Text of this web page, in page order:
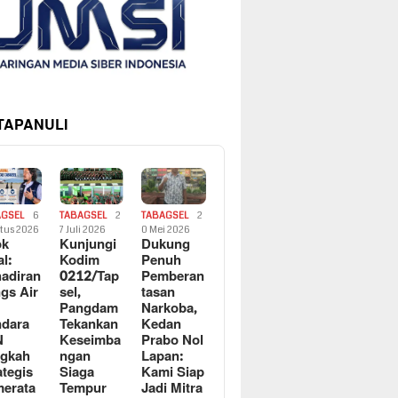
6
2026
Air
TABAGSEL
2
7 Juli 2026
Kunjungi
Kodim
0212/Tap
sel,
Pangdam
Tekankan
Keseimba
ngan
Siaga
Tempur
TABAGSEL
2
0 Mei 2026
Dukung
Penuh
Pemberan
tasan
Narkoba,
Kedan
Prabo Nol
Lapan:
Kami Siap
Jadi Mitra